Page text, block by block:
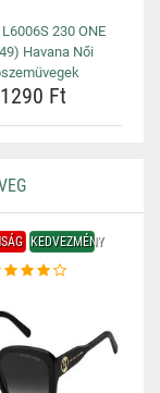
230 ONE
Havana Női
Ft
KEDVEZMÉNY